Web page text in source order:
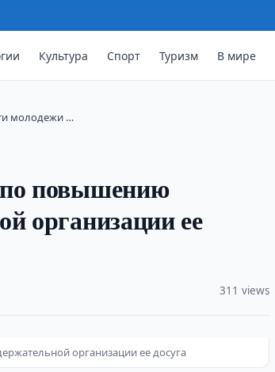
Культура Спорт Туризм В мире
молодежи …
по повышению
организации ее
311 views
организации ее досуга